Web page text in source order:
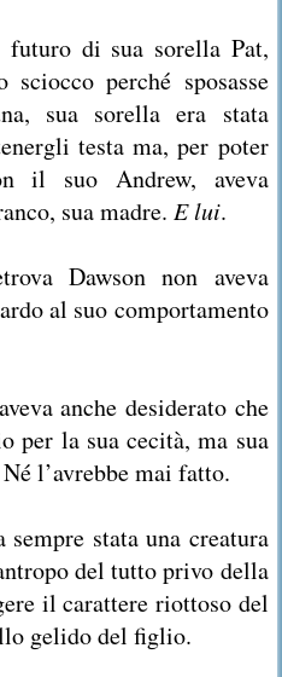
di sua sorella Pat,
perché sposasse
sua sorella era stata
testa ma, per poter
il suo Andrew, aveva
sua madre. E lui.
Dawson non aveva
al suo comportamento
anche desiderato che
per la sua cecità, ma sua
l’avrebbe mai fatto.
stata una creatura
del tutto privo della
il carattere riottoso del
gelido del figlio.